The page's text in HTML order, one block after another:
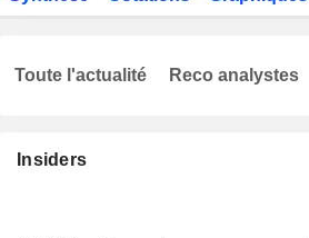
Insiders
Toute l'actualité Reco analystes